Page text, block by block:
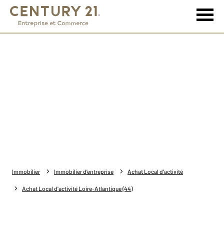
Immobilier Immobilier d'entreprise Achat Local d'activité
Achat Local d'activité Loire-Atlantique (44)